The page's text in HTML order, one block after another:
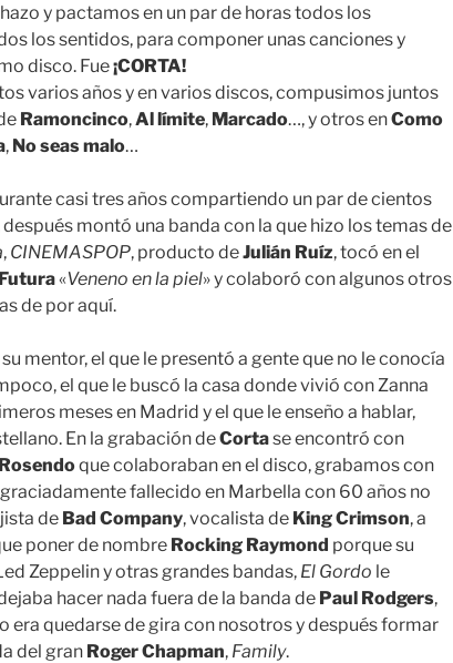
y pactamos en un par de horas todos los
los sentidos, para componer unas canciones y
disco. Fue¡CORTA!
varios años y en varios discos, compusimos juntos
Ramoncinco,Al límite, Marcado…, y otros enComo
, No seas malo…
casi tres años compartiendo un par de cientos
montó una banda con la que hizo los temas de
, CINEMASPOP, producto deJulián Ruíz, tocó en el
«Veneno en la piel» y colaboró con algunos otros
de por aquí.
mentor, el que le presentó a gente que no le conocía
el que le buscó la casa donde vivió con Zanna
meses en Madrid y el que le enseño a hablar,
En la grabación deCortase encontró con
Rosendoque colaboraban en el disco, grabamos con
fallecido en Marbella con 60 años no
de Bad Company, vocalista de King Crimson, a
poner de nombre Rocking Raymond porque su
Zeppelin y otras grandes bandas, El Gordo le
hacer nada fuera de la banda de Paul Rodgers,
era quedarse de gira con nosotros y después formar
del gran Roger Chapman, Family.